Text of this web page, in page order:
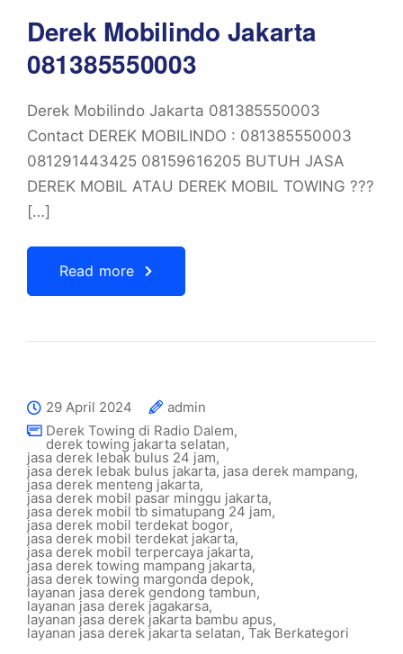
Derek Mobilindo Jakarta
081385550003
Derek Mobilindo Jakarta 081385550003
Contact DEREK MOBILINDO : 081385550003
081291443425 08159616205 BUTUH JASA
DEREK MOBIL ATAU DEREK MOBIL TOWING ???
[…]
Read more
29 April 2024
admin
Derek Towing di Radio Dalem,
derek towing jakarta selatan,
jasa derek lebak bulus 24 jam,
jasa derek lebak bulus jakarta, jasa derek mampang,
jasa derek menteng jakarta,
jasa derek mobil pasar minggu jakarta,
jasa derek mobil tb simatupang 24 jam,
jasa derek mobil terdekat bogor,
jasa derek mobil terdekat jakarta,
jasa derek mobil terpercaya jakarta,
jasa derek towing mampang jakarta,
jasa derek towing margonda depok,
layanan jasa derek gendong tambun,
layanan jasa derek jagakarsa,
layanan jasa derek jakarta bambu apus,
layanan jasa derek jakarta selatan, Tak Berkategori